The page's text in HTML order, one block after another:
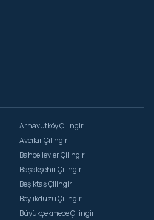
Arnavutköy Çilingir
Avcılar Çilingir
Bahçelievler Çilingir
Başakşehir Çilingir
Beşiktaş Çilingir
Beylikdüzü Çilingir
Büyükçekmece Çilingir